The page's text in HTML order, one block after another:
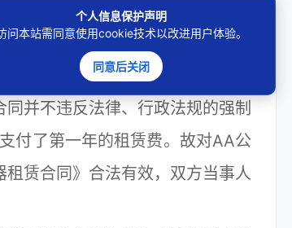
同应认定无效。对此原审法院认
络线路的正常运行；对AA公司开
门办理经营性ICP许可证或非经
并不违反法律、行政法规的强制
付了第一年的租赁费。故对AA公
赁合同》合法有效，双方当事人
个人信息保护声明
问本站需同意使用cookie技术以改进用户体验。
同意后关闭